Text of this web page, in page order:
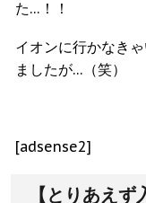
た…！！
イオンに行かなき
ましたが…（笑）
[adsense2]
【とりあえ